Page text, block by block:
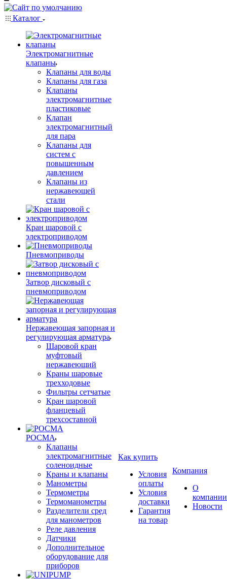
Каталог
Электромагнитные
клапаны
Клапаны для воды
Клапаны для газа
Клапаны
электромагнитные
пластиковые
Клапан
электромагнитный
для пара
Клапаны для
систем с
повышенным
давлением
Клапаны из
нержавеющей
стали
Кран шаровой с
электроприводом
Пневмоприводы
Затвор дисковый с
пневмоприводом
Нержавеющая запорная и
регулирующая арматура
Шаровой кран
муфтовый
нержавеющий
Краны шаровые
трехходовые
Фильтры сетчатые
Кран шаровой
фланцевый
трехсоставной
РОСМА
Клапаны
электромагнитные
соленоидные
Краны и клапаны
Манометры
Термометры
Термоманометры
Разделители сред
для манометров
Реле давления
Датчики
Дополнительное
оборудование для
приборов
Как купить
Условия
оплаты
Условия
доставки
Гарантия
на товар
Компания
О
компании
Новости